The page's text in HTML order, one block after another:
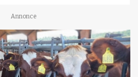
Annonce